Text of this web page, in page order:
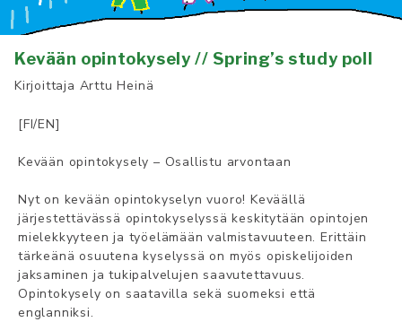
Kevään opintokysely // Spring’s study poll
Kirjoittaja Arttu Heinä
[FI/EN]
Kevään opintokysely – Osallistu arvontaan
Nyt on kevään opintokyselyn vuoro! Keväällä
järjestettävässä opintokyselyssä keskitytään opintojen
mielekkyyteen ja työelämään valmistavuuteen. Erittäin
tärkeänä osuutena kyselyssä on myös opiskelijoiden
jaksaminen ja tukipalvelujen saavutettavuus.
Opintokysely on saatavilla sekä suomeksi että
englanniksi.